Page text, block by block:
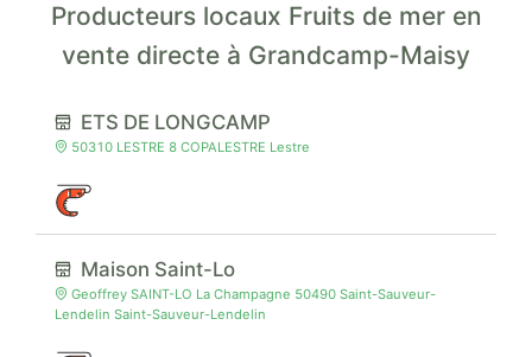
Producteurs locaux Fruits de mer en
vente directe à Grandcamp-Maisy
ETS DE LONGCAMP
50310 LESTRE 8 COPALESTRE Lestre
Maison Saint-Lo
Geoffrey SAINT-LO La Champagne 50490 Saint-Sauveur-
Lendelin Saint-Sauveur-Lendelin